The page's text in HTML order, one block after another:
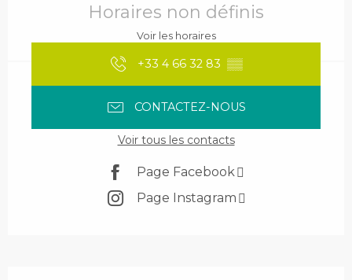
Horaires non définis
Voir les horaires
+33 4 66 32 83 ▒▒
CONTACTEZ-NOUS
Voir tous les contacts
Page Facebook
Page Instagram